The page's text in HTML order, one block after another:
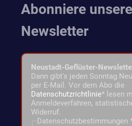
Abonniere
Newsletter
Neustadt-Geflüster-
Dann gibt's jeden Sonntag
per E-Mail. Vor dem Abo die
Datenschutzrichtlinie* lesen
Anmeldeverfahren,
Widerruf.
Datenschutzbestimmungen